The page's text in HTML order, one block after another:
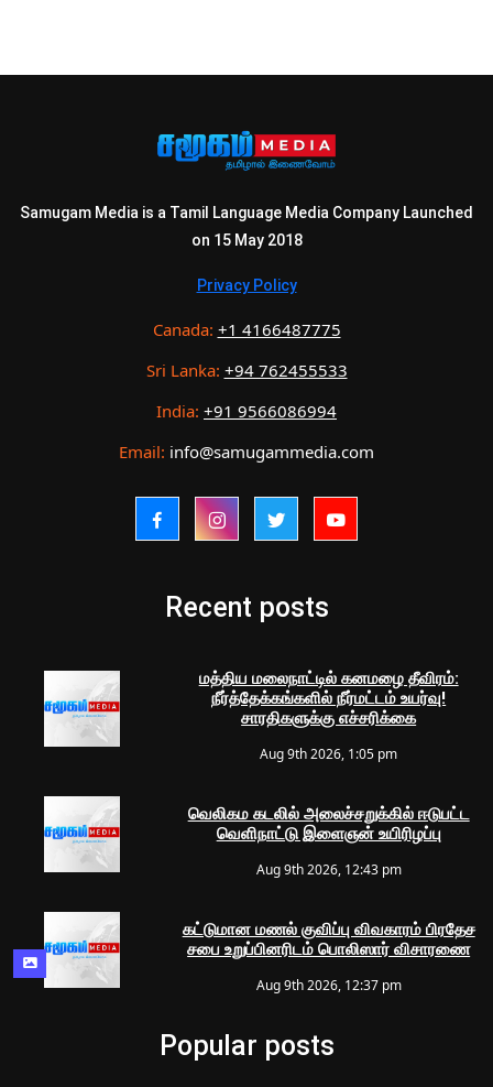
Samugam Media is a Tamil Language Media Company Launched
on 15 May 2018
Privacy Policy
Canada: +1 4166487775
Sri Lanka: +94 762455533
India: +91 9566086994
Email: info@samugammedia.com
Recent posts
மத்திய மலைநாட்டில் கனமழை தீவிரம்:
நீர்த்தேக்கங்களில் நீர்மட்டம் உயர்வு!
சாரதிகளுக்கு எச்சரிக்கை
Aug 9th 2026, 1:05 pm
வெலிகம கடலில் அலைச்சறுக்கில் ஈடுபட்ட
வெளிநாட்டு இளைஞன் உயிரிழப்பு
Aug 9th 2026, 12:43 pm
கட்டுமான மணல் குவிப்பு விவகாரம் பிரதேச
சபை உறுப்பினரிடம் பொலிஸார் விசாரணை
Aug 9th 2026, 12:37 pm
Popular posts